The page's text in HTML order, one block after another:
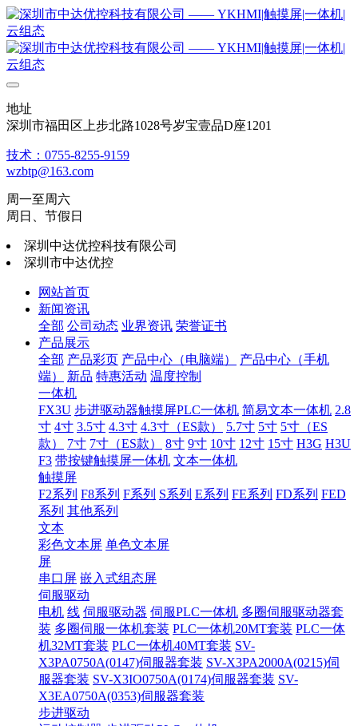
地址
深圳市福田区上步北路1028号岁宝壹品D座1201
技术：0755-8255-9159
wzbtp@163.com
周一至周六
周日、节假日
深圳中达优控科技有限公司
深圳市中达优控
网站首页
新闻资讯
全部 公司动态 业界资讯 荣誉证书
产品展示
全部 产品彩页 产品中心（电脑端）
产品中心（手机
端）
新品 特惠活动 温度控制
一体机
FX3U 步进驱动器触摸屏PLC一体机 简易文本一体机 2.8
寸 4寸 3.5寸 4.3寸 4.3寸（ES款） 5.7寸 5寸 5寸（ES
款）
7寸 7寸（ES款） 8寸 9寸 10寸 12寸 15寸 H3G H3U
F3 带按键触摸屏一体机 文本一体机
触摸屏
F2系列 F8系列 F系列 S系列 E系列 FE系列 FD系列 FED
系列 其他系列
文本
彩色文本屏 单色文本屏
屏
串口屏 嵌入式组态屏
伺服驱动
电机 线 伺服驱动器 伺服PLC一体机 多圈伺服驱动器套
装 多圈伺服一体机套装 PLC一体机20MT套装 PLC一体
机32MT套装 PLC一体机40MT套装 SV-
X3PA0750A(0147)伺服器套装 SV-X3PA2000A(0215)伺
服器套装 SV-X3IO0750A(0174)伺服器套装 SV-
X3EA0750A(0353)伺服器套装
步进驱动